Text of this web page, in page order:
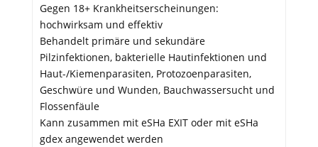
Gegen 18+ Krankheitserscheinungen:
hochwirksam und effektiv
Behandelt primäre und sekundäre
Pilzinfektionen, bakterielle Hautinfektionen und
Haut-/Kiemenparasiten, Protozoenparasiten,
Geschwüre und Wunden, Bauchwassersucht und
Flossenfäule
Kann zusammen mit eSHa EXIT oder mit eSHa
gdex angewendet werden